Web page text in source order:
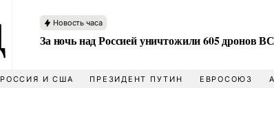
Новость часа
За ночь над Россией уничтожили 605 дронов
РОССИЯ И США ПРЕЗИДЕНТ ПУТИН ЕВРОСОЮЗ